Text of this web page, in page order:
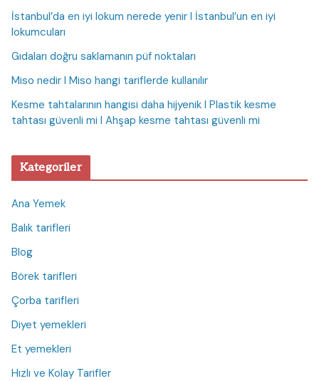
İstanbul’da en iyi lokum nerede yenir I İstanbul’un en iyi
lokumcuları
Gıdaları doğru saklamanın püf noktaları
Miso nedir I Miso hangi tariflerde kullanılır
Kesme tahtalarının hangisi daha hijyenik I Plastik kesme
tahtası güvenli mi I Ahşap kesme tahtası güvenli mi
Kategoriler
Ana Yemek
Balık tarifleri
Blog
Börek tarifleri
Çorba tarifleri
Diyet yemekleri
Et yemekleri
Hızlı ve Kolay Tarifler